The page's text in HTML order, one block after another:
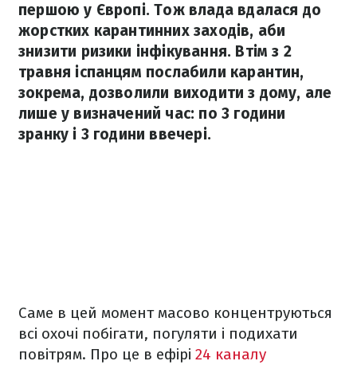
першою у Європі. Тож влада вдалася до
жорстких карантинних заходів, аби
знизити ризики інфікування. Втім з 2
травня іспанцям послабили карантин,
зокрема, дозволили виходити з дому, але
лише у визначений час: по 3 години
зранку і 3 години ввечері.
Саме в цей момент масово концентруються
всі охочі побігати, погуляти і подихати
повітрям. Про це в ефірі 24 каналу